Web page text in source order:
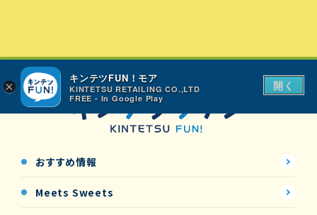
おすすめ情報
Meets Sweets
×
キンテツFUN！モア
KINTETSU RETAILING CO.,LTD
FREE - In Google Play
開く